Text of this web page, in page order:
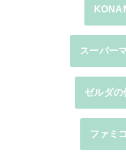
スーパー
ゼルダの
ファミ